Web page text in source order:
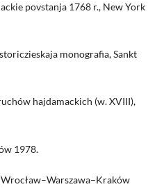
povstanja 1768 r., New York
monografia, Sankt
hajdamackich (w. XVIII),
1978.